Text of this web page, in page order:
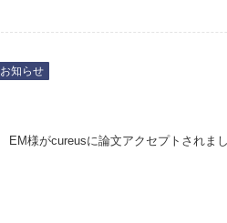
お知らせ
EM様がcureusに論文アクセプトされま